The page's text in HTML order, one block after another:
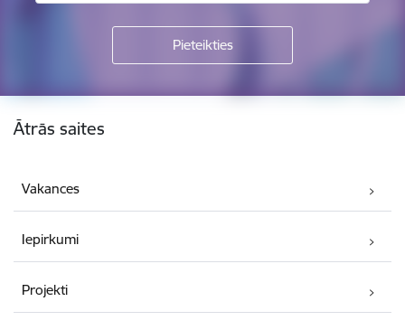
Kājene
Ātrās saites
Vakances
Iepirkumi
Projekti